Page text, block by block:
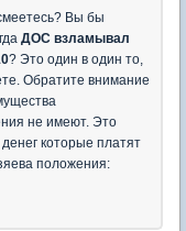
Вы бы
ДОС взламывал
? Это один в один то,
Обратите внимание
не имеют. Это
которые платят
положения: